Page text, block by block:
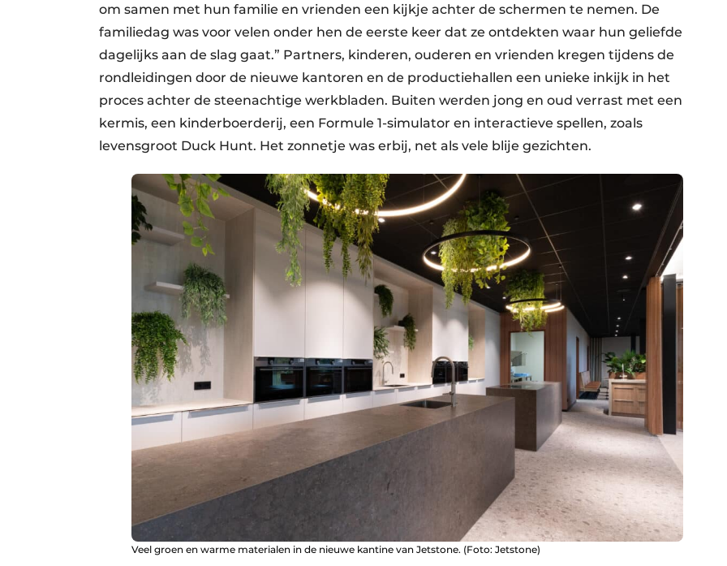
om samen met hun familie en vrienden een kijkje achter de schermen te nemen. De
familiedag was voor velen onder hen de eerste keer dat ze ontdekten waar hun geliefde
dagelijks aan de slag gaat.” Partners, kinderen, ouderen en vrienden kregen tijdens de
rondleidingen door de nieuwe kantoren en de productiehallen een unieke inkijk in het
proces achter de steenachtige werkbladen. Buiten werden jong en oud verrast met een
kermis, een kinderboerderij, een Formule 1-simulator en interactieve spellen, zoals
levensgroot Duck Hunt. Het zonnetje was erbij, net als vele blije gezichten.
Veel groen en warme materialen in de nieuwe kantine van Jetstone. (Foto: Jetstone)